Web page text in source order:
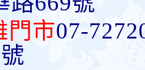
門市07-